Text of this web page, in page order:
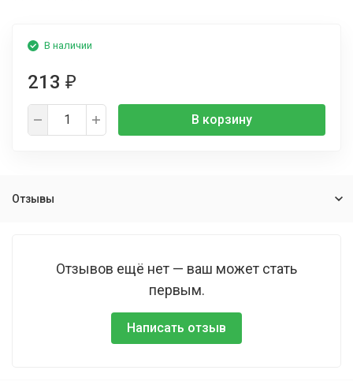
В наличии
213 ₽
В корзину
Отзывы
Отзывов ещё нет — ваш может стать
первым.
Написать отзыв